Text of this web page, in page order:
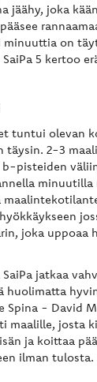
jäähy, joka
minuuttia on
5 kertoo
tuntui olevan
2-3
pisteiden
joka
jatkaa
Spina - David
maalille, josta
ja koittaa
ilman